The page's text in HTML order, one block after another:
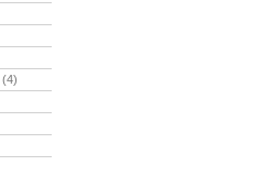
(4)